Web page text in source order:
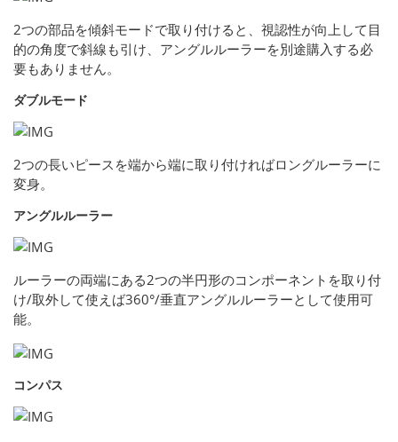
2つの部品を傾斜モードで取り付けると、視認性が向上して目
的の角度で斜線も引け、アングルルーラーを別途購入する必
要もありません。
ダブルモード
2つの長いピースを端から端に取り付ければロングルーラーに
変身。
アングルルーラー
ルーラーの両端にある2つの半円形のコンポーネントを取り付
け/取外して使えば360°/垂直アングルルーラーとして使用可
能。
コンパス